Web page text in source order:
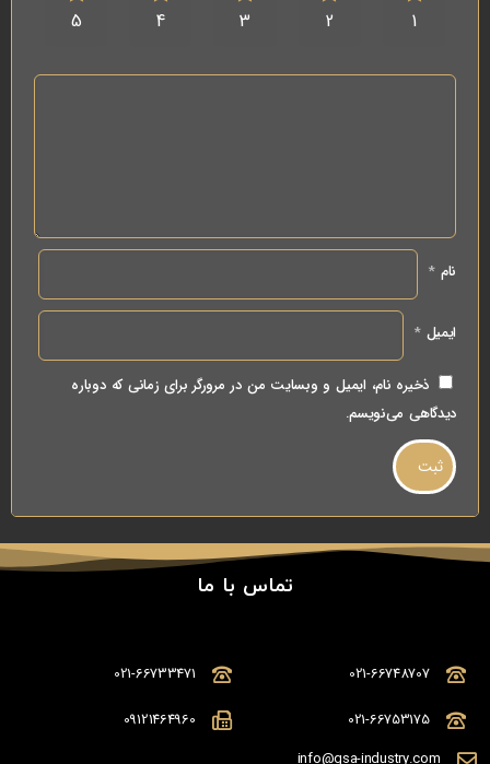
1
2
3
4
5
نام*
ایمیل*
ذخیره نام، ایمیل و وبسایت من در مرورگر برای زمانی که دوباره
دیدگاهی می‌نویسم.
تماس با ما
021-66748707
021-66753175
021-66733471
09121464960
info@gsa-industry.com